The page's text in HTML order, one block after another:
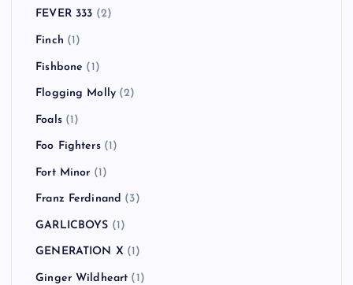
FEVER 333 (2)
Finch (1)
Fishbone (1)
Flogging Molly (2)
Foals(1)
Foo Fighters(1)
Fort Minor (1)
Franz Ferdinand (3)
GARLICBOYS (1)
GENERATION X (1)
Ginger Wildheart (1)